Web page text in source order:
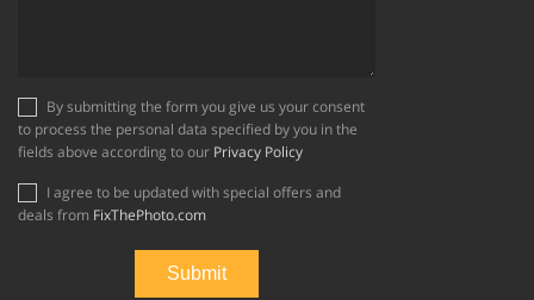
to process the personal data specified by you in the
fields above according to our Privacy Policy
deals from FixThePhoto.com